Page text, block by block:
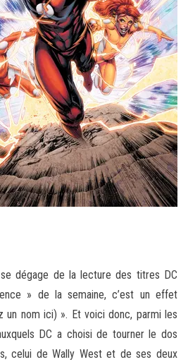
dégage de la lecture des titres DC
» de la semaine, c’est un effet
un nom ici) ». Et voici donc, parmi les
DC a choisi de tourner le dos
celui de Wally West et de ses deux